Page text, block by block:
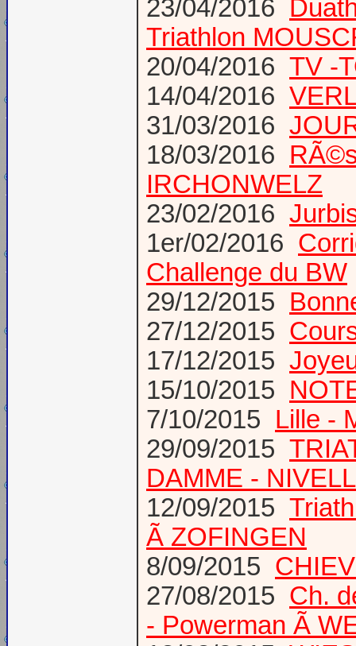
23/04/2016
Triathlon
20/04/2016 TV -
14/04/2016
31/03/2016
18/03/2016
IRCHONWELZ
23/02/2016
1er/02/2016
Challenge du BW
29/12/2015
27/12/2015
17/12/2015
15/10/2015
7/10/2015 Lille -
29/09/2015
DAMME -
12/09/2015
Ã ZOFINGEN
8/09/2015
27/08/2015 Ch.
- Powerman Ã